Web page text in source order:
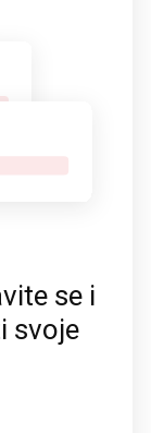
se i
svoje